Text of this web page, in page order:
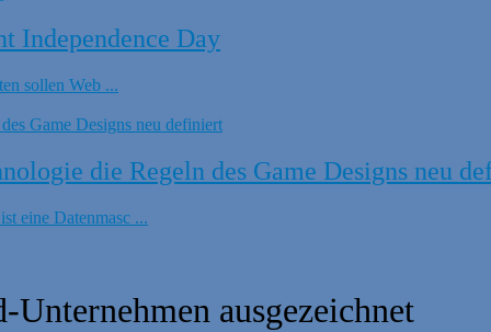
Independence Day
sollen Web ...
die Regeln des Game Designs neu
eine Datenmasc ...
ausgezeichnet